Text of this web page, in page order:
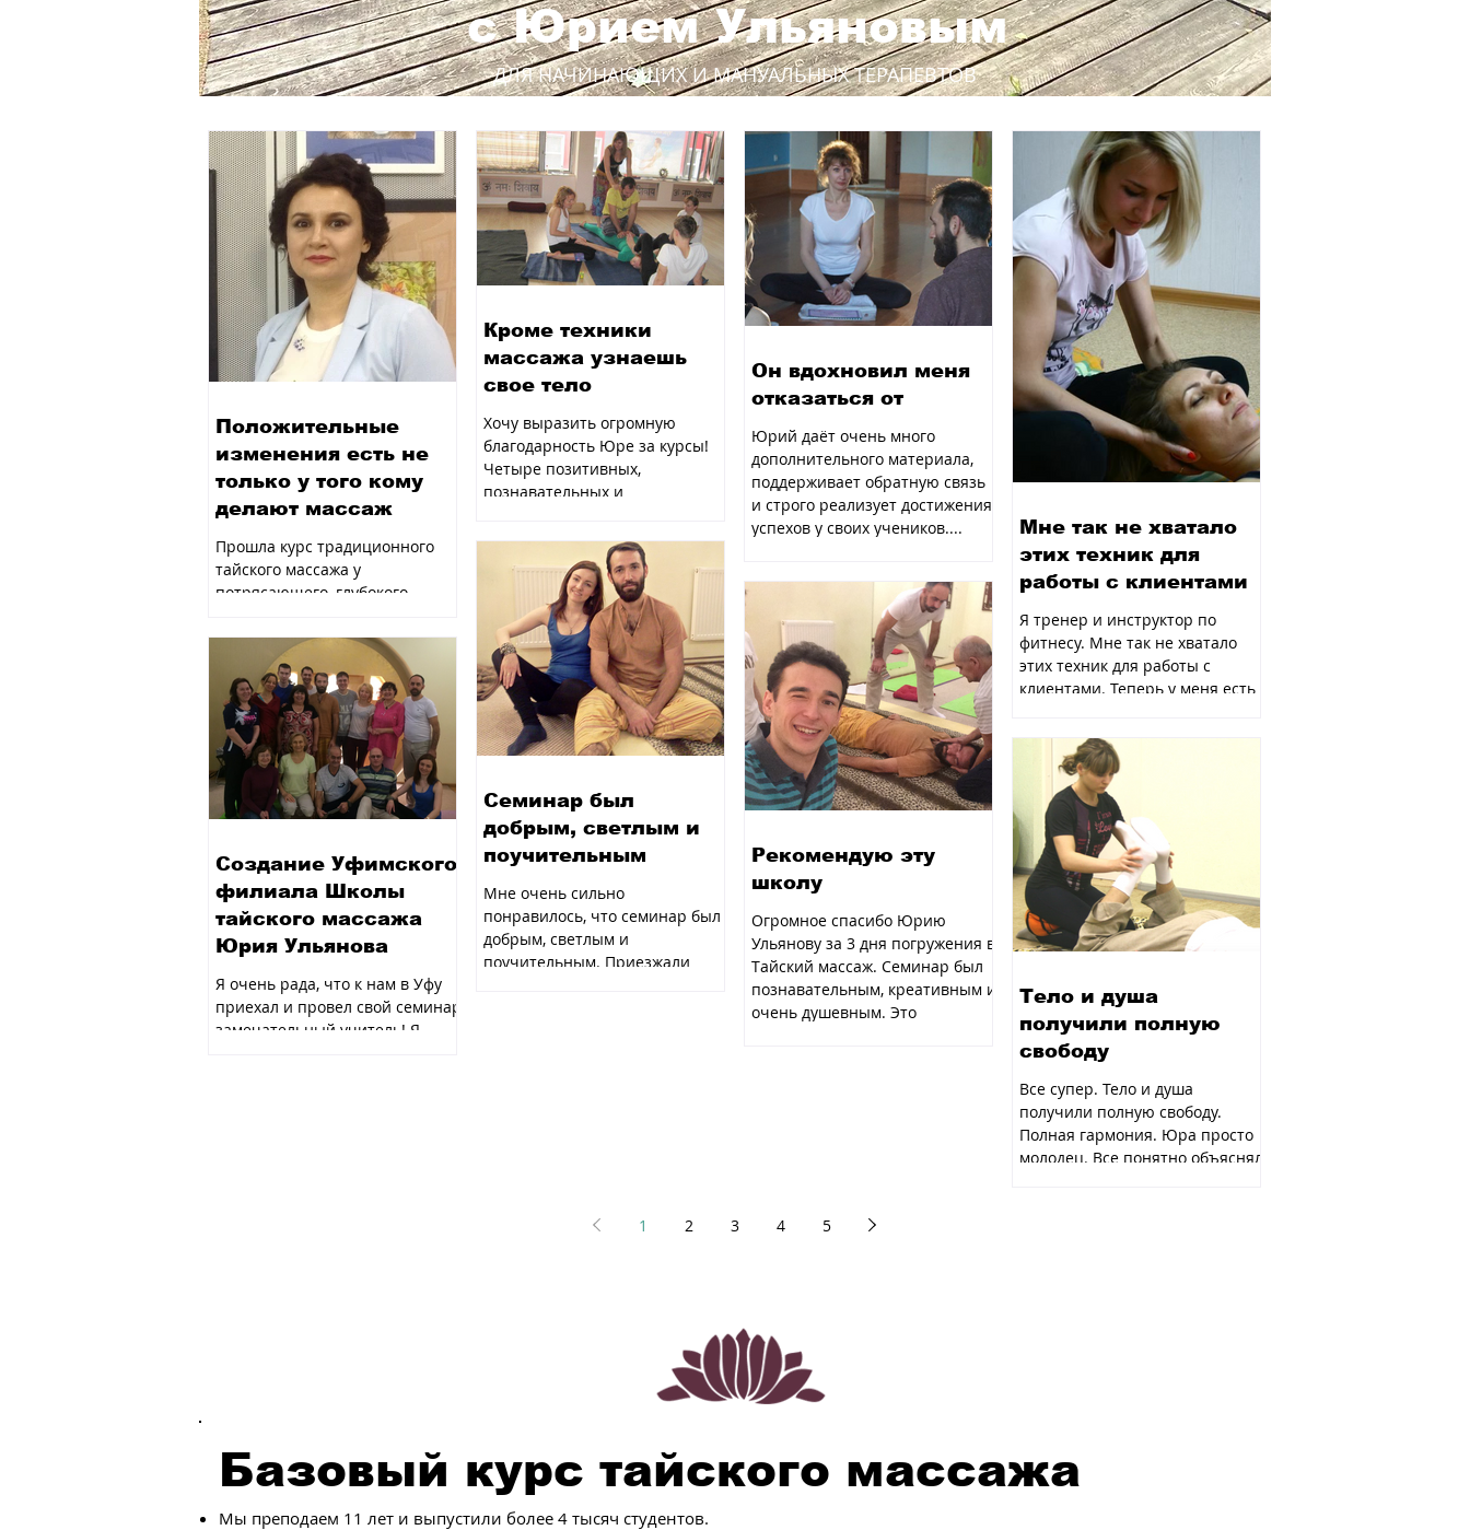
с Юрием Ульяновым
ДЛЯ НАЧИНАЮЩИХ И МАНУАЛЬНЫХ ТЕРАПЕВТОВ
Положительные
изменения есть не
только у того кому
делают массаж
Прошла курс традиционного
тайского массажа у
потрясающего, глубокого,
интересного Учителя Юрия
Ульянова. Его объемный...
Кроме техники
массажа узнаешь
свое тело
Хочу выразить огромную
благодарность Юре за курсы!
Четыре позитивных,
познавательных и
техники массажа узнаешь...
Он вдохновил меня
отказаться от
Юрий даёт очень много
дополнительного материала,
поддерживает обратную связь
и строго реализует достижения
успехов у своих учеников....
Мне так не хватало
этих техник для
работы с клиентами
Я тренер и инструктор по
фитнесу. Мне так не хватало
этих техник для работы с
клиентами. Теперь у меня есть
Создание Уфимского
филиала Школы
тайского массажа
Юрия Ульянова
Я очень рада, что к нам в Уфу
приехал и провел свой семинар
замечательный учитель! Я
Семинар был
добрым, светлым и
поучительным
Мне очень сильно
понравилось, что семинар был
добрым, светлым и
поучительным. Приезжали
Рекомендую эту
школу
Огромное спасибо Юрию
Ульянову за 3 дня погружения в
Тайский массаж. Семинар был
познавательным, креативным и
очень душевным. Это
Тело и душа
получили полную
свободу
Все супер. Тело и душа
получили полную свободу.
Полная гармония. Юра просто
молодец. Все понятно объяснял,
1 2 3 4 5
Базовый курс тайского массажа
Мы преподаем 11 лет и выпустили более 4 тысяч студентов.